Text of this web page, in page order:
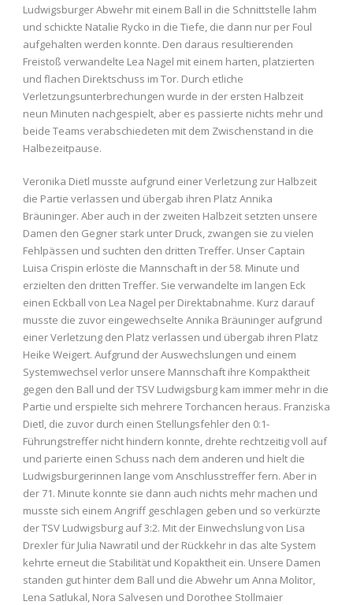
Ludwigsburger Abwehr mit einem Ball in die Schnittstelle lahm
und schickte Natalie Rycko in die Tiefe, die dann nur per Foul
aufgehalten werden konnte. Den daraus resultierenden
Freistoß verwandelte Lea Nagel mit einem harten, platzierten
und flachen Direktschuss im Tor. Durch etliche
Verletzungsunterbrechungen wurde in der ersten Halbzeit
neun Minuten nachgespielt, aber es passierte nichts mehr und
beide Teams verabschiedeten mit dem Zwischenstand in die
Halbezeitpause.
Veronika Dietl musste aufgrund einer Verletzung zur Halbzeit
die Partie verlassen und übergab ihren Platz Annika
Bräuninger. Aber auch in der zweiten Halbzeit setzten unsere
Damen den Gegner stark unter Druck, zwangen sie zu vielen
Fehlpässen und suchten den dritten Treffer. Unser Captain
Luisa Crispin erlöste die Mannschaft in der 58. Minute und
erzielten den dritten Treffer. Sie verwandelte im langen Eck
einen Eckball von Lea Nagel per Direktabnahme. Kurz darauf
musste die zuvor eingewechselte Annika Bräuninger aufgrund
einer Verletzung den Platz verlassen und übergab ihren Platz
Heike Weigert. Aufgrund der Auswechslungen und einem
Systemwechsel verlor unsere Mannschaft ihre Kompaktheit
gegen den Ball und der TSV Ludwigsburg kam immer mehr in die
Partie und erspielte sich mehrere Torchancen heraus. Franziska
Dietl, die zuvor durch einen Stellungsfehler den 0:1-
Führungstreffer nicht hindern konnte, drehte rechtzeitig voll auf
und parierte einen Schuss nach dem anderen und hielt die
Ludwigsburgerinnen lange vom Anschlusstreffer fern. Aber in
der 71. Minute konnte sie dann auch nichts mehr machen und
musste sich einem Angriff geschlagen geben und so verkürzte
der TSV Ludwigsburg auf 3:2. Mit der Einwechslung von Lisa
Drexler für Julia Nawratil und der Rückkehr in das alte System
kehrte erneut die Stabilität und Kopaktheit ein. Unsere Damen
standen gut hinter dem Ball und die Abwehr um Anna Molitor,
Lena Satlukal, Nora Salvesen und Dorothee Stollmaier